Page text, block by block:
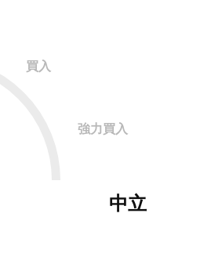
買入
強力買入
中立